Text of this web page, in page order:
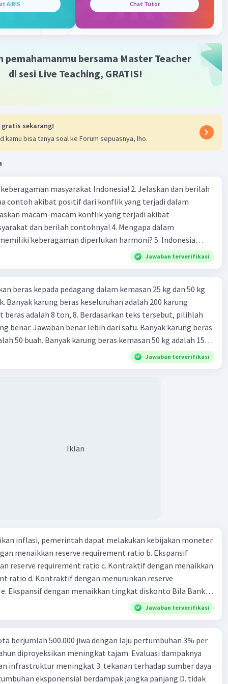
berikatan dengan atom lain untuk membentuk
senyawa.
partikel.
(H) terdiri dari 1 proton dan 1 elektron.
(U) terdiri dari 92 proton, 146 neutron, dan 92
0.0 0) Balas
pertikel terkecil suatu zat atau materi yang tidak bisa
Balas
AiRIS Chat Tutor
pemahamanmu bersama Master Teacher
di sesi Live Teaching, GRATIS!
gratis sekarang!
kamu bisa tanya soal ke Forum sepuasnya, lho.
masyarakat Indonesia! 2. Jelaskan dan berilah
contoh akibat positif dari konflik yang terjadi dalam
dan berilah contohnya! 4. Mengapa dalam
keberagaman diperlukan harmoni? 5. Indonesia
yang kaya akan keberagaman baik dilihat dari agama, suku,
Berdasarkan pernyataan tersebut, apa yang dapat
Jawaban terverifikasi
beras kepada pedagang dalam kemasan 25 kg dan 50 kg
Banyak karung beras keseluruhan adalah 200 karung
adalah 8 ton, 8. Berdasarkan teks tersebut, pilihlah
benar. Jawaban benar lebih dari satu. Banyak karung beras
50 buah. Banyak karung beras kemasan 50 kg adalah 150
dalam kemasan 25 kg adalah 2 ton. Perbandingan berat
kg dan 50 kg dalam truk adalah 1: 3. 9. Berdasarkan teks
Jawaban terverifikasi
Iklan
inflasi, pemerintah dapat melakukan kebijakan moneter
menaikkan reserve requirement ratio b. Ekspansif
reserve requirement ratio c. Kontraktif dengan menaikkan
ratio d. Kontraktif dengan menurunkan reserve
dengan menaikkan tingkat diskonto Bila Bank
kebijakan moneter ekspansif, ceteris paribus maka .... a.
di mana bentuk kurva jumlah uang beredar (penawaran
(penawaran uang) naik dari kiri bawah ke kanan atas
di mana bentuk kurva jumlah uang beredar
dari kiri bawah ke kanan atas d. Tingkat bunga turun di
jumlah uang beredar (penawaran uang) naik dari kiri bawah
Jawaban terverifikasi
berjumlah 500.000 jiwa dengan laju pertumbuhan 3% per
diproyeksikan meningkat tajam. Evaluasi dampaknya
infrastruktur meningkat 3. tekanan terhadap sumber daya
eksponensial berdampak jangka panjang D. tidak